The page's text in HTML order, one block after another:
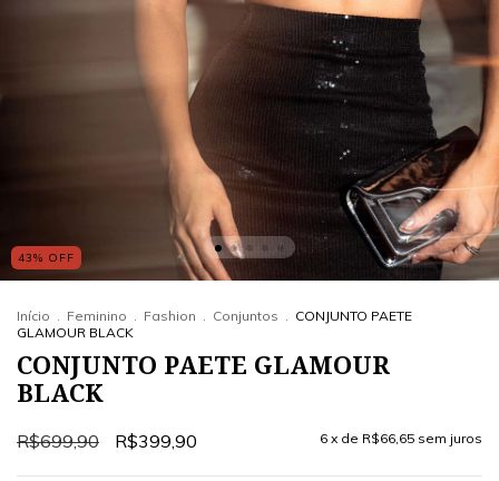
43% OFF
Início . Feminino . Fashion . Conjuntos . CONJUNTO PAETE
GLAMOUR BLACK
CONJUNTO PAETE GLAMOUR
BLACK
R$699,90 R$399,90 6 x de R$66,65 sem juros